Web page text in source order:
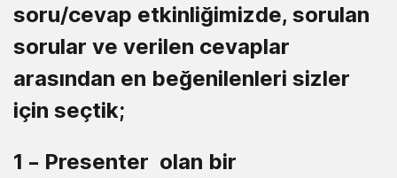
soru/cevap etkinliğimizde, sorulan
sorular ve verilen cevaplar
arasından en beğenilenleri sizler
için seçtik;
1 – Presenter olan bir